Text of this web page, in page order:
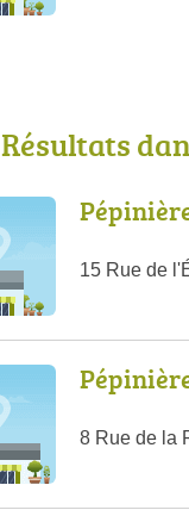
Résultats
15 Rue de
8 Rue de la